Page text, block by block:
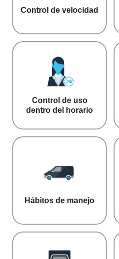
Control de velocidad
Control de uso
dentro del horario
Hábitos de manejo